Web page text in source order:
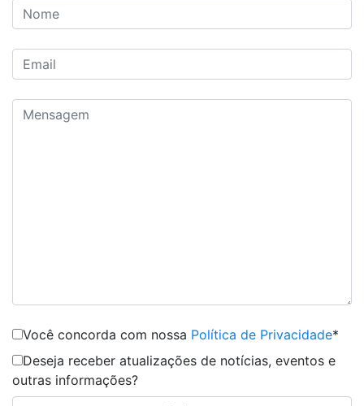
Você concorda com nossa Política de Privacidade*
Deseja receber atualizações de notícias, eventos e
outras informações?